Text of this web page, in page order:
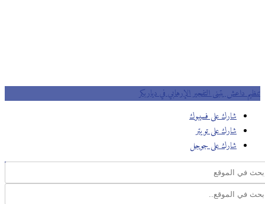
تنظيم داعش يتبنى التفجير الإرهابي في دياربكر
شارك على فسيبوك
شارك على تويتر
شارك على جوجل